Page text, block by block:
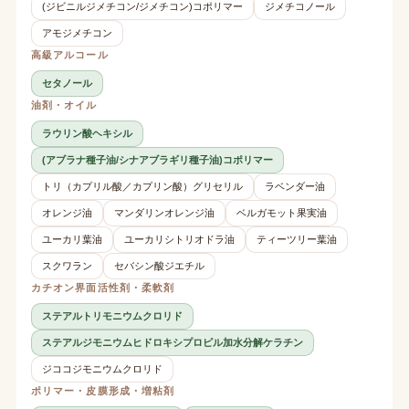
(ジビニルジメチコン/ジメチコン)コポリマー ジメチコノール
アモジメチコン
高級アルコール
セタノール
油剤・オイル
ラウリン酸ヘキシル
(アブラナ種子油/シナアブラギリ種子油)コポリマー
トリ（カプリル酸／カプリン酸）グリセリル ラベンダー油
オレンジ油 マンダリンオレンジ油 ベルガモット果実油
ユーカリ葉油 ユーカリシトリオドラ油 ティーツリー葉油
スクワラン
セバシン酸ジエチル
カチオン界面活性剤・柔軟剤
ステアルトリモニウムクロリド
ステアルジモニウムヒドロキシプロピル加水分解ケラチン
ジココジモニウムクロリド
ポリマー・皮膜形成・増粘剤